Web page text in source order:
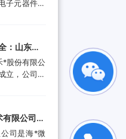
重侵蚀了行
了安企...
子元器件集
电子行业、
业控制行
和消费电子
型为一家提
：山东卫
携手安企神
障！
*股份有限公
立，公司拥
、
软件进行研
限公司遇
术数据安
司是海*微